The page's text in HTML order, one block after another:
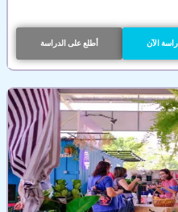
أطلع على الدراسة الآن